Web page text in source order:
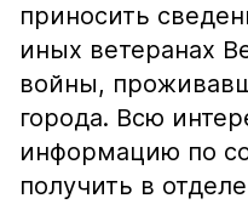
приносить
иных ветеранах
войны,
города. Всю
информацию по
получить в